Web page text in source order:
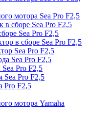
мотора Sea Pro F2,5
сборе Sea Pro F2,5
Sea Pro F2,5
в сборе Sea Pro F2,5
Sea Pro F2,5
Sea Pro F2,5
Sea Pro F2,5
Sea Pro F2,5
Pro F2,5
мотора Yamaha